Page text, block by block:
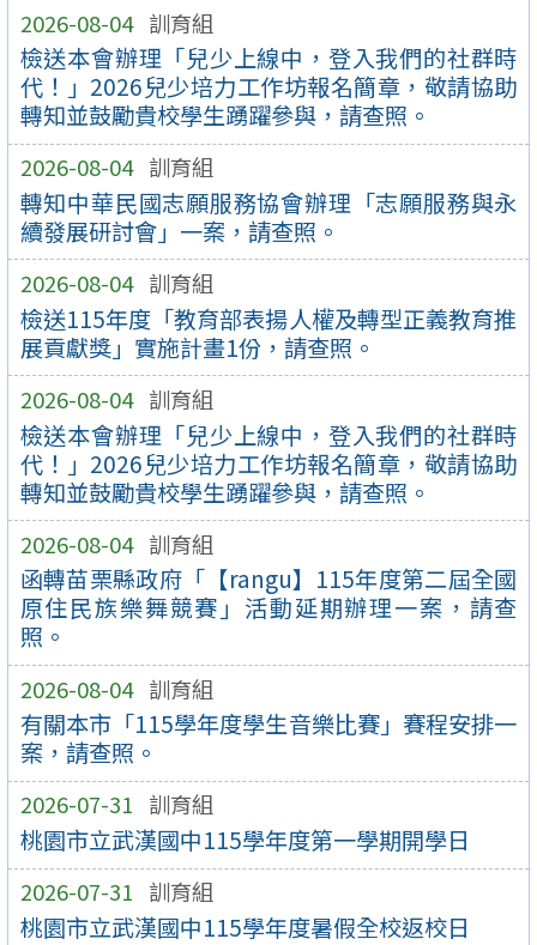
2026-08-04 訓育組
檢送本會辦理「兒少上線中，登入我們的社群時
代！」2026兒少培力工作坊報名簡章，敬請協助
轉知並鼓勵貴校學生踴躍參與，請查照。
2026-08-04 訓育組
轉知中華民國志願服務協會辦理「志願服務與永
續發展研討會」一案，請查照。
2026-08-04 訓育組
檢送115年度「教育部表揚人權及轉型正義教育推
展貢獻獎」實施計畫1份，請查照。
2026-08-04 訓育組
檢送本會辦理「兒少上線中，登入我們的社群時
代！」2026兒少培力工作坊報名簡章，敬請協助
轉知並鼓勵貴校學生踴躍參與，請查照。
2026-08-04 訓育組
函轉苗栗縣政府「【rangu】115年度第二屆全國
原住民族樂舞競賽」活動延期辦理一案，請查
照。
2026-08-04 訓育組
有關本市「115學年度學生音樂比賽」賽程安排一
案，請查照。
2026-07-31 訓育組
桃園市立武漢國中115學年度第一學期開學日
2026-07-31 訓育組
桃園市立武漢國中115學年度暑假全校返校日